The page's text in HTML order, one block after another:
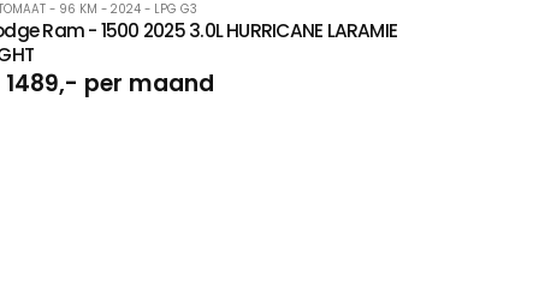
- 96 KM - 2024 - LPG G3
Ram - 1500 2025 3.0L HURRICANE LARAMIE
per maand